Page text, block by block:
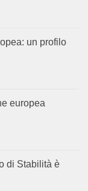
un profilo
europea
di Stabilità è